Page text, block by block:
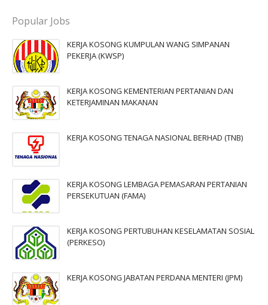
Popular Jobs
KERJA KOSONG KUMPULAN WANG SIMPANAN
PEKERJA (KWSP)
KERJA KOSONG KEMENTERIAN PERTANIAN DAN
KETERJAMINAN MAKANAN
KERJA KOSONG TENAGA NASIONAL BERHAD (TNB)
KERJA KOSONG LEMBAGA PEMASARAN PERTANIAN
PERSEKUTUAN (FAMA)
KERJA KOSONG PERTUBUHAN KESELAMATAN SOSIAL
(PERKESO)
KERJA KOSONG JABATAN PERDANA MENTERI (JPM)